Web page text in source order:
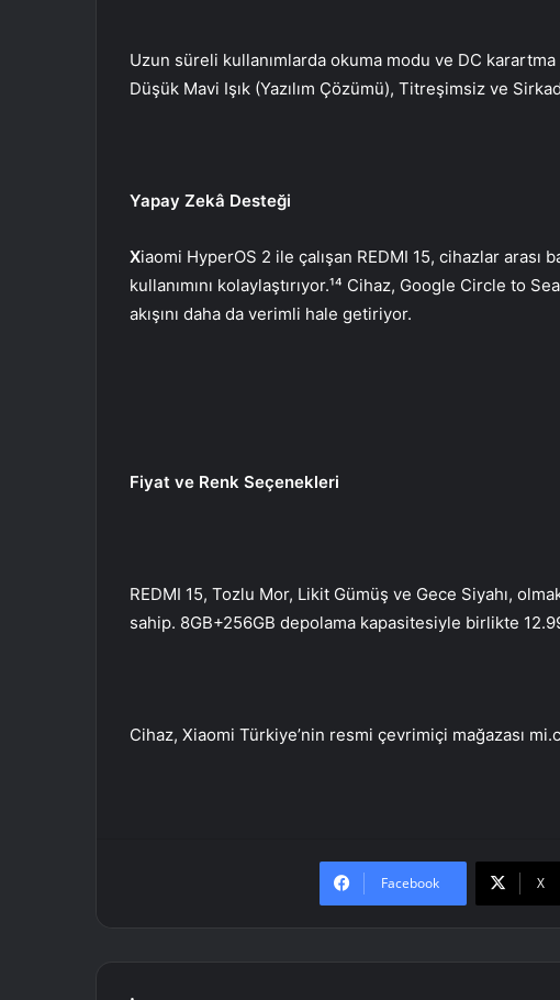
Uzun süreli kullanımlarda okuma modu ve DC
Düşük Mavi Işık (Yazılım Çözümü), Titreşimsiz ve
Yapay Zekâ Desteği
Xiaomi HyperOS 2 ile çalışan REDMI 15, cihazlar
kullanımını kolaylaştırıyor.¹⁴ Cihaz, Google Circle to
akışını daha da verimli hale getiriyor.
Fiyat ve Renk Seçenekleri
REDMI 15, Tozlu Mor, Likit Gümüş ve Gece Siyahı,
sahip. 8GB+256GB depolama kapasitesiyle birlikte
Cihaz, Xiaomi Türkiye’nin resmi çevrimiçi mağazası
Facebook X